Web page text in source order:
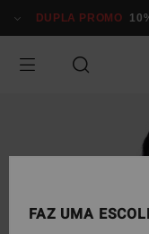
para
informação
DUPLA PROMO 10%
FAZ UMA